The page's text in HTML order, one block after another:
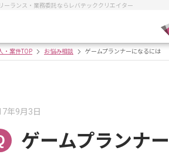
ーランス・業務委託ならレバテッククリエイター
・案件TOP お悩み相談 ゲームプランナーになるには
年9月3日
ゲームプランナ